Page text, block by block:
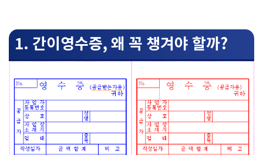
1. 간이영수증, 왜 꼭 챙겨야 할까?